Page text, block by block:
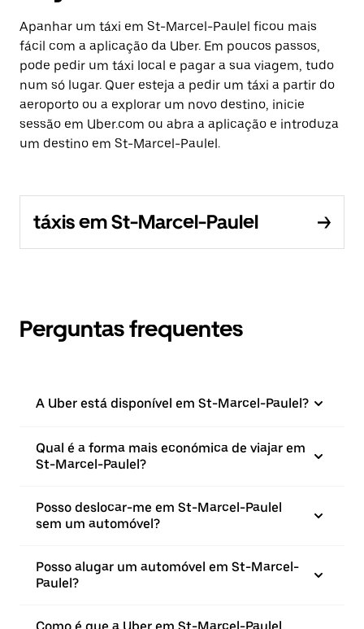
Apanhar um táxi em St-Marcel-Paulel ficou mais
fácil com a aplicação da Uber. Em poucos passos,
pode pedir um táxi local e pagar a sua viagem, tudo
num só lugar. Quer esteja a pedir um táxi a partir do
aeroporto ou a explorar um novo destino, inicie
sessão em Uber.com ou abra a aplicação e introduza
um destino em St-Marcel-Paulel.
táxis em St-Marcel-Paulel
Perguntas frequentes
A Uber está disponível em St-Marcel-Paulel?
Qual é a forma mais económica de viajar em
St-Marcel-Paulel?
Posso deslocar-me em St-Marcel-Paulel
sem um automóvel?
Posso alugar um automóvel em St-Marcel-
Paulel?